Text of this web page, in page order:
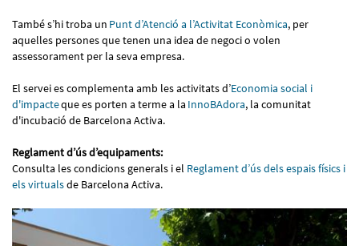
També s’hi troba un Punt d’Atenció a l’Activitat Econòmica, per
aquelles persones que tenen una idea de negoci o volen
assessorament per la seva empresa.
El servei es complementa amb les activitats d’Economia social i
d'impacteque es porten a terme a la InnoBAdora, la comunitat
d'incubació de Barcelona Activa.
Reglament d’ús d’equipaments:
Consulta les condicions generals i el Reglament d’ús dels espais físics i
els virtualsde Barcelona Activa.